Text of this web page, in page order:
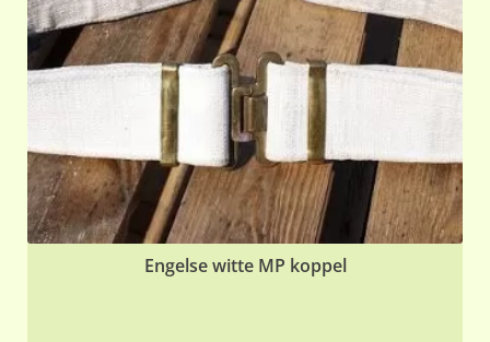
Engelse witte MP koppel